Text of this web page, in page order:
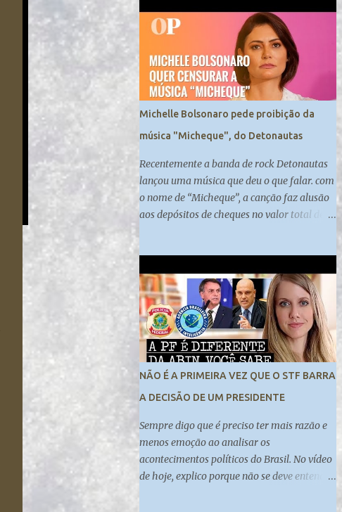
Michelle Bolsonaro pede proibição da
música "Micheque", do Detonautas
Recentemente a banda de rock Detonautas
lançou uma música que deu o que falar. com
o nome de “Micheque”, a canção faz alusão
aos depósitos de cheques no valor total de
Bolsonaro. ................----------------------
-....................... Inscreva-se no nosso canal:
https://www.youtube.com/channel/UCy0BA
kpw22or4oxo0RFCzcw
NÃO É A PRIMEIRA VEZ QUE O STF BARRA
A DECISÃO DE UM PRESIDENTE
Sempre digo que é preciso ter mais razão e
menos emoção ao analisar os
acontecimentos políticos do Brasil. No vídeo
de hoje, explico porque não se deve entender